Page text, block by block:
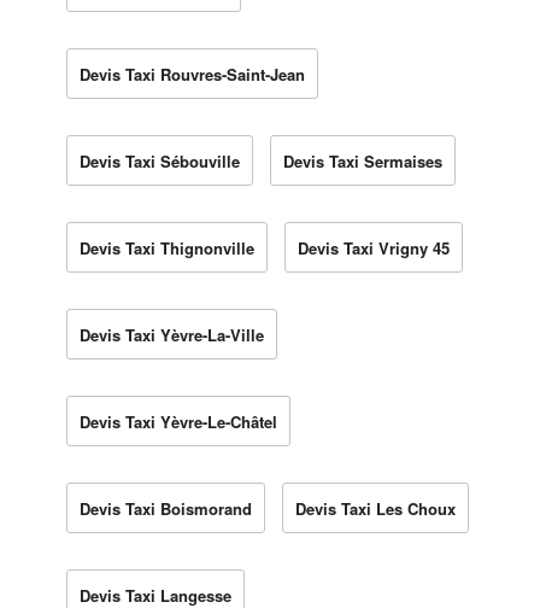
Devis Taxi Rouvres-Saint-Jean
Devis Taxi Sébouville Devis Taxi Sermaises
Devis Taxi Thignonville Devis Taxi Vrigny 45
Devis Taxi Yèvre-La-Ville
Devis Taxi Yèvre-Le-Châtel
Devis Taxi Boismorand Devis Taxi Les Choux
Devis Taxi Langesse